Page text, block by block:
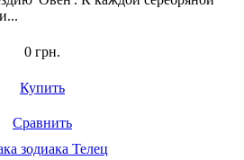
0 грн.
Купить
Сравнить